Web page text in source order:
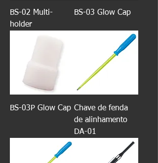
BS-02 Multi-
holder
BS-03 Glow Cap
BS-03P Glow Cap Chave de fenda
de alinhamento
DA-01